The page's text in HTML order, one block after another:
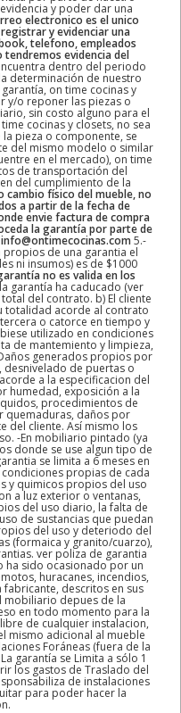
y poder dar una
electronico es el unico
y evidenciar una
telefono, empleados
evidencia del
dentro del periodo
determinación de nuestro
on time cocinas y
y/o reponer las piezas o
sin costo alguno para el
cocinas y closets, no sea
pieza o componente, se
del mismo modelo o similar
en el mercado), on time
de transportación del
del cumplimiento de la
cambio físico del mueble, no
a partir de la fecha de
envie factura de compra
la garantía por parte de
5.-
propios de una garantia el
ni insumos) es de $1000
no es valida en los
garantía ha caducado (ver
del contrato. b) El cliente
totalidad acorde al contrato
o catorce en tiempo y
utilizado en condiciones
de mantemiento y limpieza,
generados propios por
desnivelado de puertas o
a la especificacion del
humedad, exposición a la
procedimientos de
quemaduras, daños por
del cliente. Así mismo los
-En mobiliario pintado (ya
donde se use algun tipo de
se limita a 6 meses en
propias de cada
y quimicos propios del uso
a luz exterior o ventanas,
del uso diario, la falta de
de sustancias que puedan
del uso y deteriodo del
(formaica y granito/cuarzo),
ver poliza de garantia
ha sido ocasionado por un
huracanes, incendios,
fabricante, descritos en sus
mobiliario depues de la
en todo momento para la
de cualquier instalacion,
mismo adicional al mueble
Foráneas (fuera de la
garantía se Limita a sólo 1
los gastos de Traslado del
de instalaciones
para poder hacer la